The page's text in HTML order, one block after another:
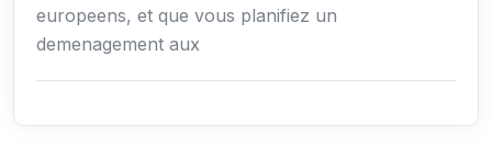
europeens, et que vous planifiez un
demenagement aux